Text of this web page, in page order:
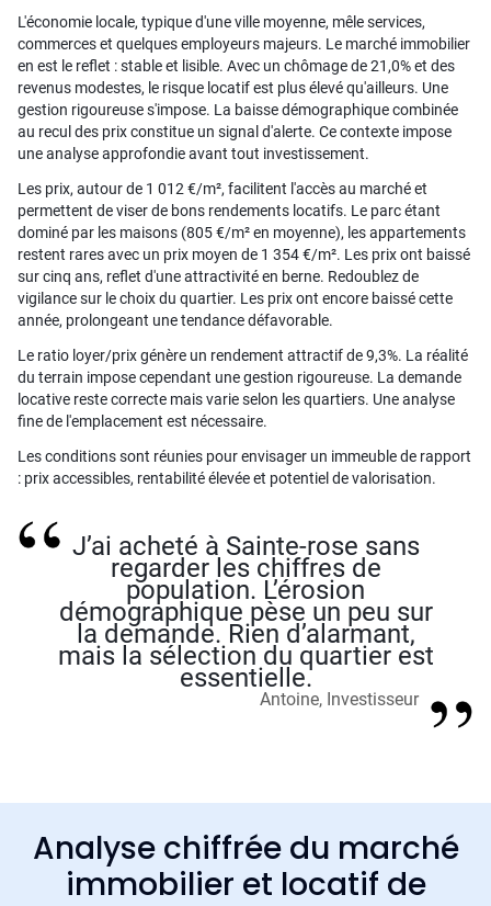
L'économie locale, typique d'une ville moyenne, mêle services,
commerces et quelques employeurs majeurs. Le marché immobilier
en est le reflet : stable et lisible. Avec un chômage de 21,0% et des
revenus modestes, le risque locatif est plus élevé qu'ailleurs. Une
gestion rigoureuse s'impose. La baisse démographique combinée
au recul des prix constitue un signal d'alerte. Ce contexte impose
une analyse approfondie avant tout investissement.
Les prix, autour de 1 012 €/m², facilitent l'accès au marché et
permettent de viser de bons rendements locatifs. Le parc étant
dominé par les maisons (805 €/m² en moyenne), les appartements
restent rares avec un prix moyen de 1 354 €/m². Les prix ont baissé
sur cinq ans, reflet d'une attractivité en berne. Redoublez de
vigilance sur le choix du quartier. Les prix ont encore baissé cette
année, prolongeant une tendance défavorable.
Le ratio loyer/prix génère un rendement attractif de 9,3%. La réalité
du terrain impose cependant une gestion rigoureuse. La demande
locative reste correcte mais varie selon les quartiers. Une analyse
fine de l'emplacement est nécessaire.
Les conditions sont réunies pour envisager un immeuble de rapport
: prix accessibles, rentabilité élevée et potentiel de valorisation.
J’ai acheté à Sainte-rose sans
regarder les chiffres de
population. L’érosion
démographique pèse un peu sur
la demande. Rien d’alarmant,
mais la sélection du quartier est
essentielle.
Antoine, Investisseur
Analyse chiffrée du marché
immobilier et locatif de